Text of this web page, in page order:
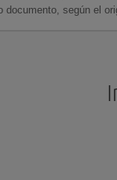
documento, según el